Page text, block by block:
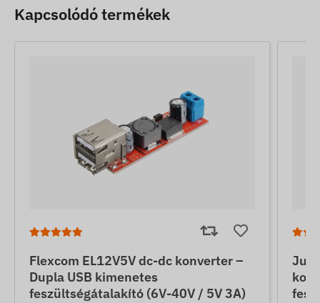
Kapcsolódó termékek
Flexcom EL12V5V dc-dc konverter –
Dupla USB kimenetes
feszültségátalakító (6V-40V / 5V 3A)